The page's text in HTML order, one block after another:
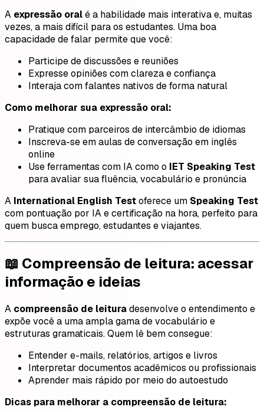
A expressão oralé a habilidade mais interativa e, muitas
vezes, a mais difícil para os estudantes. Uma boa
capacidade de falar permite que você:
Participe de discussões e reuniões
Expresse opiniões com clareza e confiança
Interaja com falantes nativos de forma natural
Como melhorar sua expressão oral:
Pratique com parceiros de intercâmbio de idiomas
Inscreva-se em aulas de conversação em inglês
online
Use ferramentas com IA como o IET Speaking Test
para avaliar sua fluência, vocabulário e pronúncia
A International English Testoferece um Speaking Test
com pontuação por IA e certificação na hora, perfeito para
quem busca emprego, estudantes e viajantes.
📖 Compreensão de leitura: acessar
informação e ideias
A compreensão de leituradesenvolve o entendimento e
expõe você a uma ampla gama de vocabulário e
estruturas gramaticais. Quem lê bem consegue:
Entender e-mails, relatórios, artigos e livros
Interpretar documentos acadêmicos ou profissionais
Aprender mais rápido por meio do autoestudo
Dicas para melhorar a compreensão de leitura: